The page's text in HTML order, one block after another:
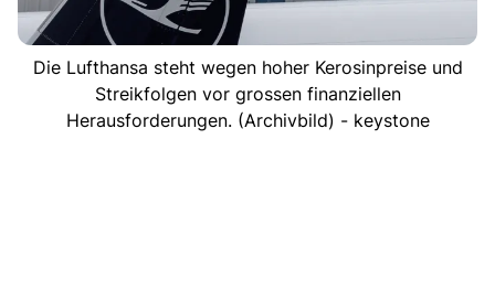
Die Lufthansa steht wegen hoher Kerosinpreise und
Streikfolgen vor grossen finanziellen
Herausforderungen. (Archivbild) - keystone